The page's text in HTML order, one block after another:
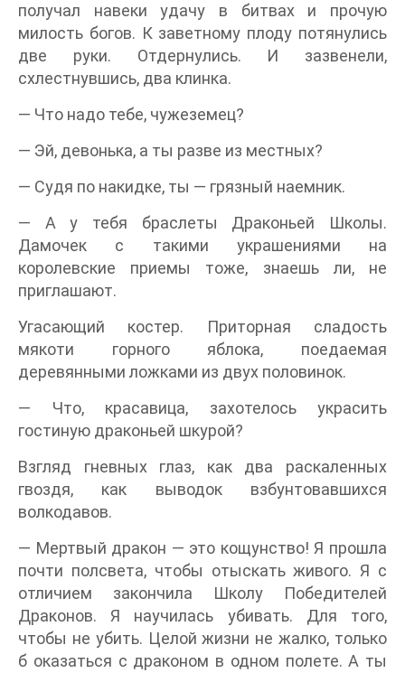
получал навеки удачу в битвах и прочую
милость богов. К заветному плоду потянулись
две руки. Отдернулись. И зазвенели,
схлестнувшись, два клинка.
— Что надо тебе, чужеземец?
— Эй, девонька, а ты разве из местных?
— Судя по накидке, ты — грязный наемник.
— А у тебя браслеты Драконьей Школы.
Дамочек с такими украшениями на
королевские приемы тоже, знаешь ли, не
приглашают.
Угасающий костер. Приторная сладость
мякоти горного яблока, поедаемая
деревянными ложками из двух половинок.
— Что, красавица, захотелось украсить
гостиную драконьей шкурой?
Взгляд гневных глаз, как два раскаленных
гвоздя, как выводок взбунтовавшихся
волкодавов.
— Мертвый дракон — это кощунство! Я прошла
почти полсвета, чтобы отыскать живого. Я с
отличием закончила Школу Победителей
Драконов. Я научилась убивать. Для того,
чтобы не убить. Целой жизни не жалко, только
б оказаться с драконом в одном полете. А ты